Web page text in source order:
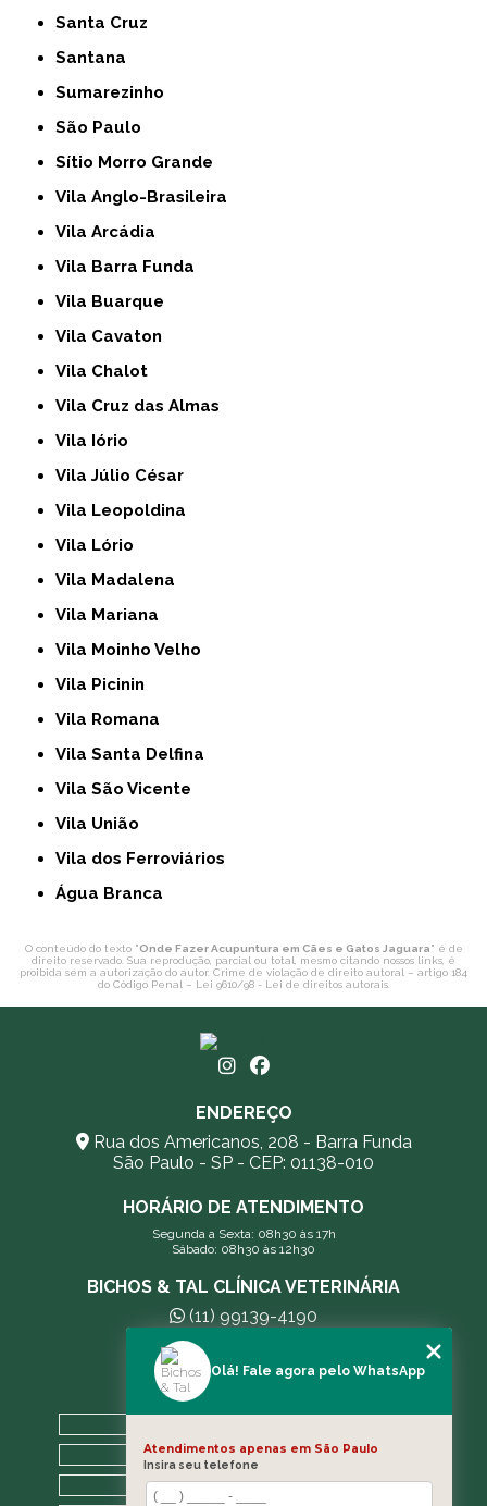
Santa Cruz
Santana
Sumarezinho
São Paulo
Sítio Morro Grande
Vila Anglo-Brasileira
Vila Arcádia
Vila Barra Funda
Vila Buarque
Vila Cavaton
Vila Chalot
Vila Cruz das Almas
Vila Iório
Vila Júlio César
Vila Leopoldina
Vila Lório
Vila Madalena
Vila Mariana
Vila Moinho Velho
Vila Picinin
Vila Romana
Vila Santa Delfina
Vila São Vicente
Vila União
Vila dos Ferroviários
Água Branca
O conteúdo do texto "Onde Fazer Acupuntura em Cães e Gatos Jaguara" é de
direito reservado. Sua reprodução, parcial ou total, mesmo citando nossos links, é
proibida sem a autorização do autor. Crime de violação de direito autoral – artigo 184
do Código Penal – Lei 9610/98 - Lei de direitos autorais.
ENDEREÇO
Rua dos Americanos, 208 - Barra Funda
São Paulo - SP - CEP: 01138-010
HORÁRIO DE ATENDIMENTO
Segunda a Sexta: 08h30 às 17h
Sábado: 08h30 às 12h30
BICHOS & TAL CLÍNICA VETERINÁRIA
(11) 99139-4190
andreleecitti5@gmail.com
A CLÍNICA
BLOG
Olá! Fale agora pelo WhatsApp
Atendimentos apenas em São Paulo
Insira seu telefone